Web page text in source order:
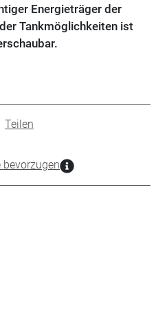
Energieträger der
Tankmöglichkeiten ist
Teilen
bevorzugen